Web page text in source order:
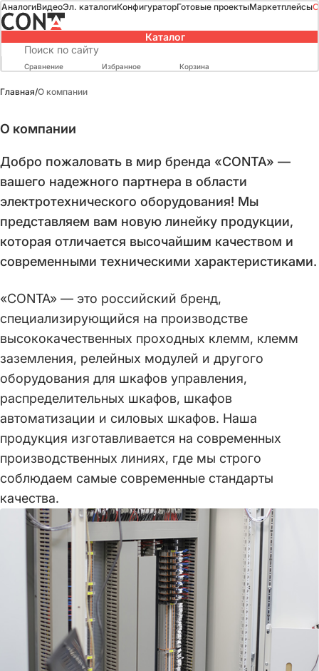
АналогиВидеоЭл. каталогиКонфигураторГотовые проектыМаркетплейсы
Каталог
Сравнение Избранное Корзина
Главная/О компании
О компании
Добро пожаловать в мир бренда «CONTA» —
вашего надежного партнера в области
электротехнического оборудования! Мы
представляем вам новую линейку продукции,
которая отличается высочайшим качеством и
современными техническими характеристиками.
«CONTA» — это российский бренд,
специализирующийся на производстве
высококачественных проходных клемм, клемм
заземления, релейных модулей и другого
оборудования для шкафов управления,
распределительных шкафов, шкафов
автоматизации и силовых шкафов. Наша
продукция изготавливается на современных
производственных линиях, где мы строго
соблюдаем самые современные стандарты
качества.